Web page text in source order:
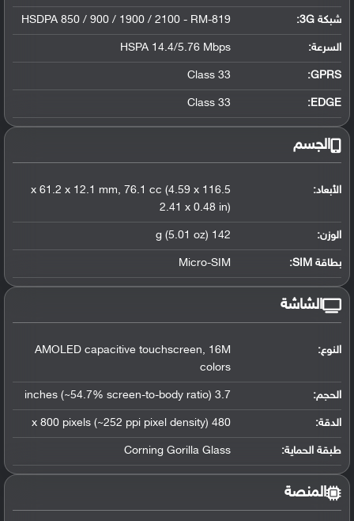
شبكة 3G :
HSDPA 850 / 900 / 1900 / 2100 - RM-819
السرعة: HSPA 14.4/5.76 Mbps
GPRS:
Class 33
EDGE:
Class 33
الجسم
الأبعاد:
116.5 x 61.2 x 12.1 mm, 76.1 cc (4.59 x
2.41 x 0.48 in)
الوزن: 142 g (5.01 oz)
بطاقة SIM: Micro-SIM
الشاشة
النوع:
AMOLED capacitive touchscreen, 16M
colors
الحجم: 3.7 inches (~54.7% screen-to-body ratio)
الدقة: 480 x 800 pixels (~252 ppi pixel density)
طبقة الحماية: Corning Gorilla Glass
المنصة